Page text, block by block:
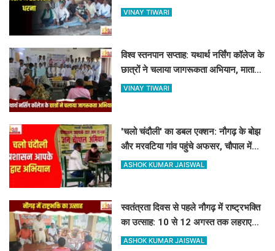
5 दिनों से नजरबंद
VINAY TIWARI
विश्व स्तनपान सप्ताह: यथार्थ नर्सिंग कॉलेज के
छात्रों ने चलाया जागरूकता अभियान, माताओं
को बताए स्तनपान के लाभ
VINAY TIWARI
'चलो चंदौली' का डबल एक्शन: नौगढ़ के बोझ
और मरवटिया गांव पहुंचे अफसर, चौपाल में
सुनीं जनसमस्याएं
ASHOK KUMAR JAISWAL
स्वतंत्रता दिवस से पहले नौगढ़ में राष्ट्रभक्ति
का उत्साह: 10 से 12 अगस्त तक लहराएगा
हर घर तिरंगा
ASHOK KUMAR JAISWAL